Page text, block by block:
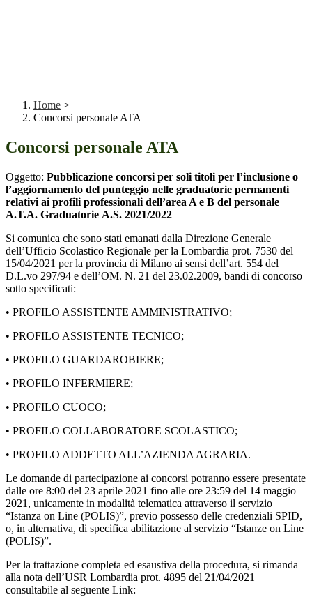
Home >
Concorsi personale ATA
Concorsi personale ATA
Oggetto: Pubblicazione concorsi per soli titoli per l’inclusione o
l’aggiornamento del punteggio nelle graduatorie permanenti
relativi ai profili professionali dell’area A e B del personale
A.T.A. Graduatorie A.S. 2021/2022
Si comunica che sono stati emanati dalla Direzione Generale
dell’Ufficio Scolastico Regionale per la Lombardia prot. 7530 del
15/04/2021 per la provincia di Milano ai sensi dell’art. 554 del
D.L.vo 297/94 e dell’OM. N. 21 del 23.02.2009, bandi di concorso
sotto specificati:
• PROFILO ASSISTENTE AMMINISTRATIVO;
• PROFILO ASSISTENTE TECNICO;
• PROFILO GUARDAROBIERE;
• PROFILO INFERMIERE;
• PROFILO CUOCO;
• PROFILO COLLABORATORE SCOLASTICO;
• PROFILO ADDETTO ALL’AZIENDA AGRARIA.
Le domande di partecipazione ai concorsi potranno essere presentate
dalle ore 8:00 del 23 aprile 2021 fino alle ore 23:59 del 14 maggio
2021, unicamente in modalità telematica attraverso il servizio
“Istanza on Line (POLIS)”, previo possesso delle credenziali SPID,
o, in alternativa, di specifica abilitazione al servizio “Istanze on Line
(POLIS)”.
Per la trattazione completa ed esaustiva della procedura, si rimanda
alla nota dell’USR Lombardia prot. 4895 del 21/04/2021
consultabile al seguente Link: